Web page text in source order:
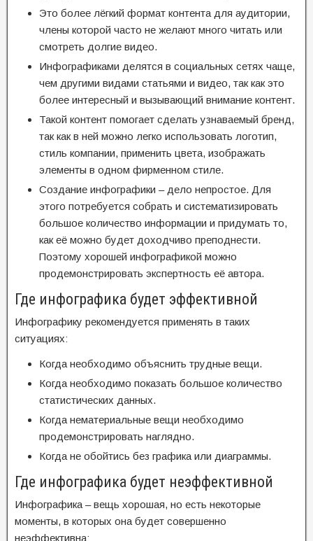
Это более лёгкий формат контента для аудитории,
члены которой часто не желают много читать или
смотреть долгие видео.
Инфографиками делятся в социальных сетях чаще,
чем другими видами статьями и видео, так как это
более интересный и вызывающий внимание контент.
Такой контент помогает сделать узнаваемый бренд,
так как в ней можно легко использовать логотип,
стиль компании, применить цвета, изображать
элементы в одном фирменном стиле.
Создание инфографики – дело непростое. Для
этого потребуется собрать и систематизировать
большое количество информации и придумать то,
как её можно будет доходчиво преподнести.
Поэтому хорошей инфографикой можно
продемонстрировать экспертность её автора.
Где инфографика будет эффективной
Инфографику рекомендуется применять в таких
ситуациях:
Когда необходимо объяснить трудные вещи.
Когда необходимо показать большое количество
статистических данных.
Когда нематериальные вещи необходимо
продемонстрировать наглядно.
Когда не обойтись без графика или диаграммы.
Где инфографика будет неэффективной
Инфографика – вещь хорошая, но есть некоторые
моменты, в которых она будет совершенно
неэффективна: